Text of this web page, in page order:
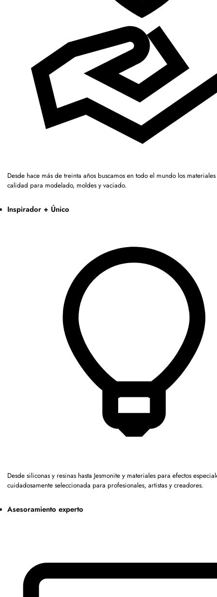
Desde hace más de treinta años buscamos en todo el mundo los
calidad para modelado, moldes y vaciado.
Inspirador + Único
Desde siliconas y resinas hasta Jesmonite y materiales para efectos
cuidadosamente seleccionada para profesionales, artistas y creadores.
Asesoramiento experto